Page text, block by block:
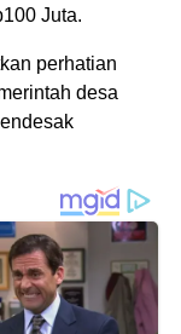
Juta.
perhatian
desa